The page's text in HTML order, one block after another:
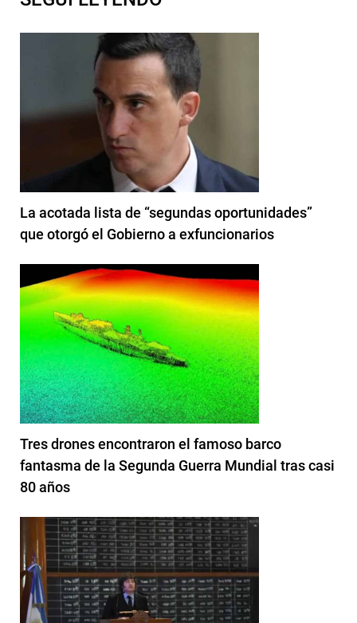
La acotada lista de “segundas oportunidades”
que otorgó el Gobierno a exfuncionarios
Tres drones encontraron el famoso barco
fantasma de la Segunda Guerra Mundial tras casi
80 años